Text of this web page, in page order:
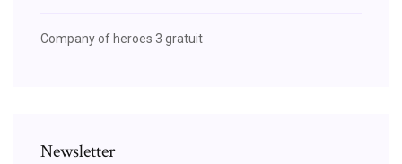
Company of heroes 3 gratuit
Newsletter